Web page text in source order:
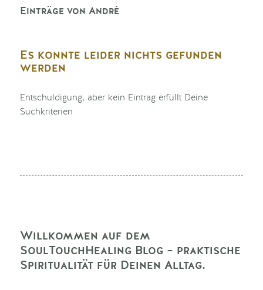
Einträge von André
Es konnte leider nichts gefunden
werden
Entschuldigung, aber kein Eintrag erfüllt Deine
Suchkriterien
Willkommen auf dem
SoulTouchHealing Blog – praktische
Spiritualität für Deinen Alltag.